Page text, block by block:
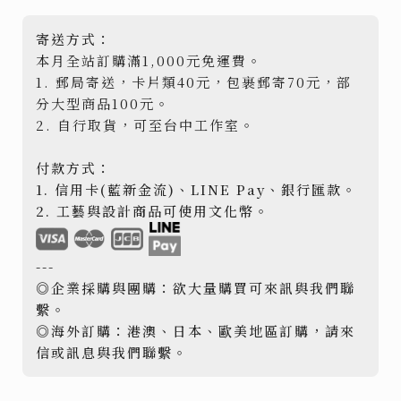
寄送方式：
本月全站訂購滿1,000元免運費。
1. 郵局寄送，卡片類40元，包裹郵寄70元，部
分大型商品100元。
2. 自行取貨，可至台中工作室。
付款方式：
1. 信用卡(藍新金流)、LINE Pay、銀行匯款。
2. 工藝與設計商品可使用文化幣。
---
◎企業採購與團購：欲大量購買可來訊與我們聯
繫。
◎海外訂購：港澳、日本、歐美地區訂購，請來
信或訊息與我們聯繫。